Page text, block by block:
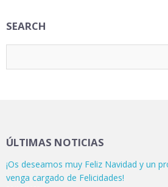
SEARCH
ÚLTIMAS NOTICIAS
¡Os deseamos muy Feliz Navidad y un
venga cargado de Felicidades!